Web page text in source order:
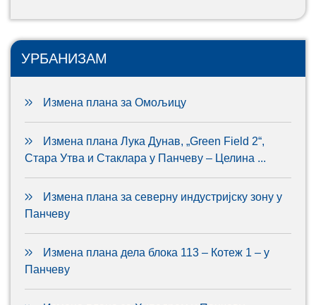
УРБАНИЗАМ
Измена плана за Омољицу
Измена плана Лука Дунав, „Green Field 2“,
Стара Утва и Стаклара у Панчеву – Целина ...
Измена плана за северну индустријску зону у
Панчеву
Измена плана дела блока 113 – Котеж 1 – у
Панчеву